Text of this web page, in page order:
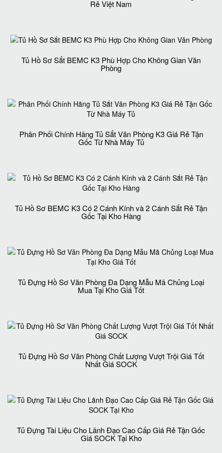
Rẻ Việt Nam
Tủ Hồ Sơ Sắt BEMC K3 Phù Hợp Cho Không Gian Văn
Phòng
Phân Phối Chính Hãng Tủ Sắt Văn Phòng K3 Giá Rẻ Tận
Gốc Từ Nhà Máy Tủ
Tủ Hồ Sơ BEMC K3 Có 2 Cánh Kính và 2 Cánh Sắt Rẻ Tận
Gốc Tại Kho Hàng
Tủ Đựng Hồ Sơ Văn Phòng Đa Dạng Mẫu Mã Chủng Loại
Mua Tại Kho Giá Tốt
Tủ Đựng Hồ Sơ Văn Phòng Chất Lượng Vượt Trội Giá Tốt
Nhất Giá SOCK
Tủ Đựng Tài Liệu Cho Lãnh Đạo Cao Cấp Giá Rẻ Tận Gốc
Giá SOCK Tại Kho